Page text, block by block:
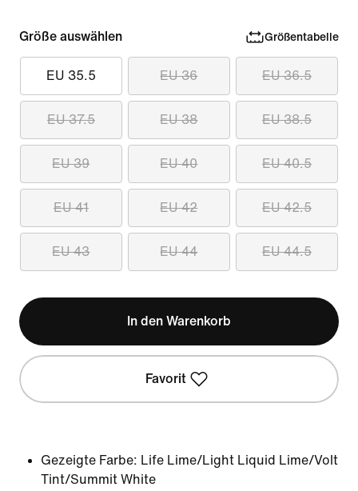
Größe auswählen Größentabelle
EU 35.5 EU 36 EU 36.5
EU 37.5 EU 38 EU 38.5
EU 39 EU 40 EU 40.5
EU 41 EU 42 EU 42.5
EU 43 EU 44 EU 44.5
In den Warenkorb
Favorit
Gezeigte Farbe: Life Lime/Light Liquid Lime/Volt
Tint/Summit White